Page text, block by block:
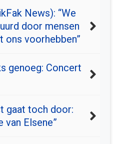
News): “We
door mensen
ons voorhebben”
genoeg: Concert
gaat toch door:
van Elsene”